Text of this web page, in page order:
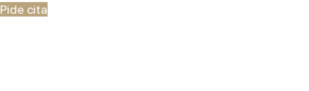
Pide cita